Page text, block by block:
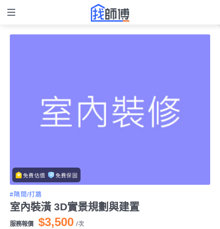
免費估價 免費保固
#隔間/打牆
室內裝潢 3D實景規劃與建置
服務報價 $3,500 /次